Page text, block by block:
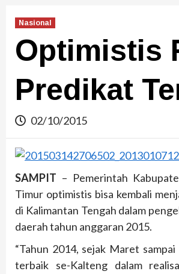
Nasional
Optimistis
Predikat
02/10/2015
SAMPIT – Pemerintah
Timur optimistis bisa kembali
di Kalimantan Tengah dalam
daerah tahun anggaran 2015.
“Tahun 2014, sejak Maret
terbaik se-Kalteng dalam